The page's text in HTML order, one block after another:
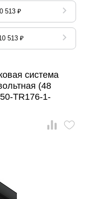
513 ₽
513 ₽
система
(48
TR176-1-